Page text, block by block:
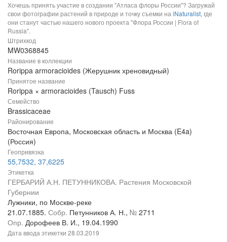
Хочешь принять участие в создании "Атласа флоры России"? Загружай
свои фотографии растений в природе и точку съемки наiNaturalist, где
они станут частью нашего нового проекта "Флора России | Flora of
Russia".
Штрихкод
MW0368845
Название в коллекции
Rorippa armoracioides (Жерушник хреновидный)
Принятое название
Rorippa × armoracioides (Tausch) Fuss
Семейство
Brassicaceae
Районирование
Восточная Европа, Московская область и Москва (E4a)
(Россия)
Геопривязка
55,7532, 37,6225
Этикетка
ГЕРБАРИЙ А.Н. ПЕТУННИКОВА. Растения Московской
Губернии
Лужники, по Москве-реке
21.07.1885. Собр. Петунников А. Н., № 2711
Опр. Дорофеев В. И., 19.04.1990
Дата ввода этикетки 28.03.2019